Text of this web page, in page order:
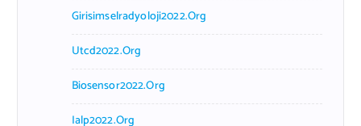
Girisimselradyoloji2022.org
Utcd2022.org
Biosensor2022.org
Ialp2022.org